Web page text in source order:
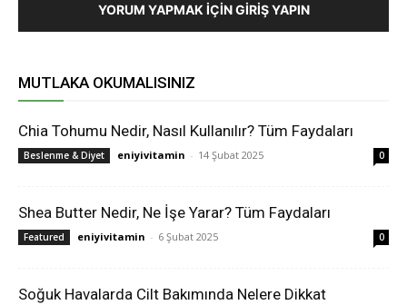
YORUM YAPMAK İÇIN GIRIŞ YAPIN
MUTLAKA OKUMALISINIZ
Chia Tohumu Nedir, Nasıl Kullanılır? Tüm Faydaları
Beslenme & Diyet eniyivitamin - 14 Şubat 2025 0
Shea Butter Nedir, Ne İşe Yarar? Tüm Faydaları
Featured eniyivitamin - 6 Şubat 2025 0
Soğuk Havalarda Cilt Bakımında Nelere Dikkat